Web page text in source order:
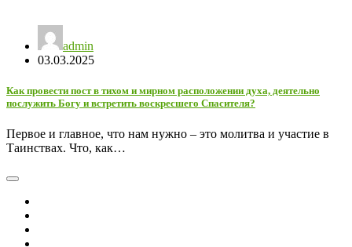
admin
03.03.2025
Как провести пост в тихом и мирном расположении духа, деятельно
послужить Богу и встретить воскресшего Спасителя?
Первое и главное, что нам нужно – это молитва и участие в
Таинствах. Что, как…